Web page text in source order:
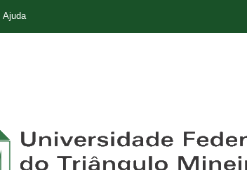
Ajuda